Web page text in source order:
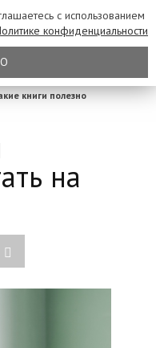
книги полезно
на
с использованием
конфиденциальности